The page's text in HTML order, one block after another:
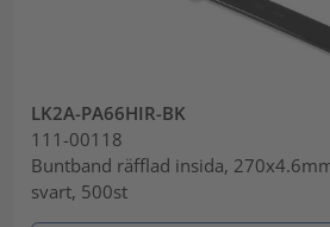
LK2A-PA66HIR-BK
111-00118
Buntband räfflad insida,
svart, 500st